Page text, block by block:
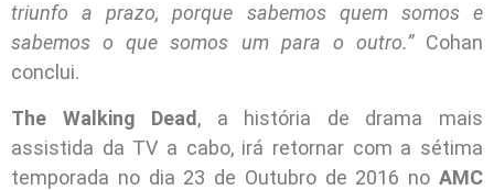
triunfo a prazo, porque sabemos quem somos e
sabemos o que somos um para o outro.”Cohan
conclui.
The Walking Dead, a história de drama mais
assistida da TV a cabo, irá retornar com a sétima
temporada no dia 23 de Outubro de 2016 no AMC